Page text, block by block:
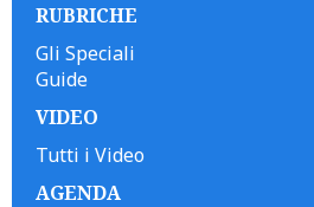
RUBRICHE
Gli Speciali
Guide
VIDEO
Tutti i Video
AGENDA